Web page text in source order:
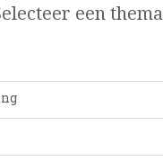
een thema